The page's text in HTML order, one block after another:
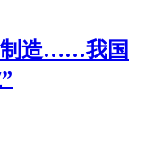
制造……我国